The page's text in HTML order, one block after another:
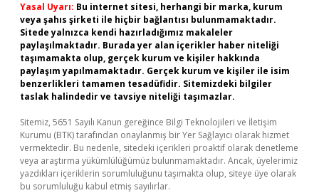
Yasal Uyarı: Bu internet sitesi, herhangi bir marka, kurum
veya şahıs şirketi ile hiçbir bağlantısı bulunmamaktadır.
Sitede yalnızca kendi hazırladığımız makaleler
paylaşılmaktadır. Burada yer alan içerikler haber niteliği
taşımamakta olup, gerçek kurum ve kişiler hakkında
paylaşım yapılmamaktadır. Gerçek kurum ve kişiler ile isim
benzerlikleri tamamen tesadüfidir. Sitemizdeki bilgiler
taslak halindedir ve tavsiye niteliği taşımazlar.
Sitemiz, 5651 Sayılı Kanun gereğince Bilgi Teknolojileri ve İletişim
Kurumu (BTK) tarafından onaylanmış bir Yer Sağlayıcı olarak hizmet
vermektedir. Bu nedenle, sitedeki içerikleri proaktif olarak denetleme
veya araştırma yükümlülüğümüz bulunmamaktadır. Ancak, üyelerimiz
yazdıkları içeriklerin sorumluluğunu taşımakta olup, siteye üye olarak
bu sorumluluğu kabul etmiş sayılırlar.